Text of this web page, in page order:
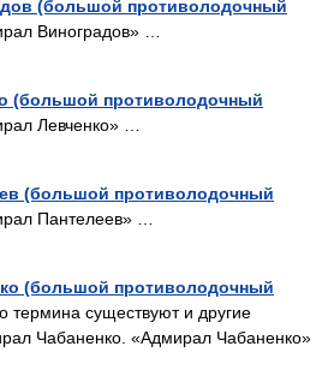
(большой противолодочный
Виноградов» …
(большой противолодочный
Левченко» …
(большой противолодочный
Пантелеев» …
(большой противолодочный
термина существуют и другие
Чабаненко. «Адмирал Чабаненко»